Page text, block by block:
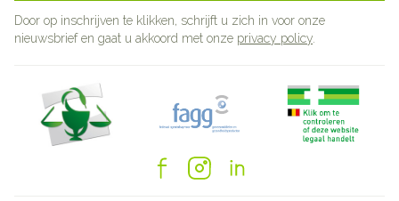
Door op inschrijven te klikken, schrijft u zich in voor onze
nieuwsbrief en gaat u akkoord met onze privacy policy